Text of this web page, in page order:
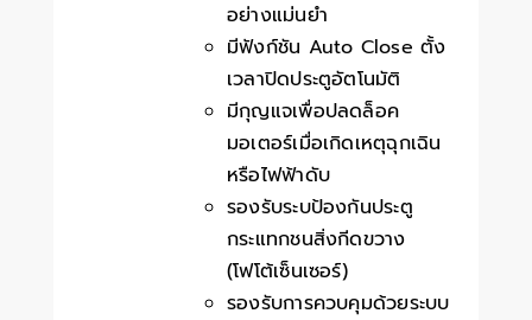
อย่างแม่นยำ
มีฟังก์ชัน Auto Close ตั้ง
เวลาปิดประตูอัตโนมัติ
มีกุญแจเพื่อปลดล็อค
มอเตอร์เมื่อเกิดเหตุฉุกเฉิน
หรือไฟฟ้าดับ
รองรับระบป้องกันประตู
กระแทกชนสิ่งกีดขวาง
(โฟโต้เซ็นเซอร์)
รองรับการควบคุมด้วยระบบ